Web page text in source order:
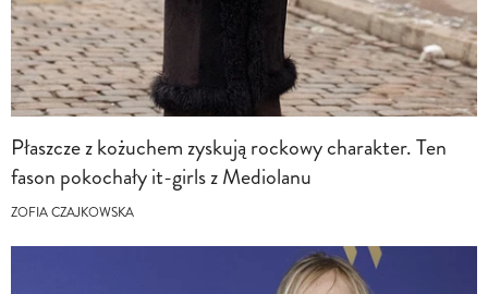
Płaszcze z kożuchem zyskują rockowy charakter. Ten
fason pokochały it-girls z Mediolanu
ZOFIA CZAJKOWSKA